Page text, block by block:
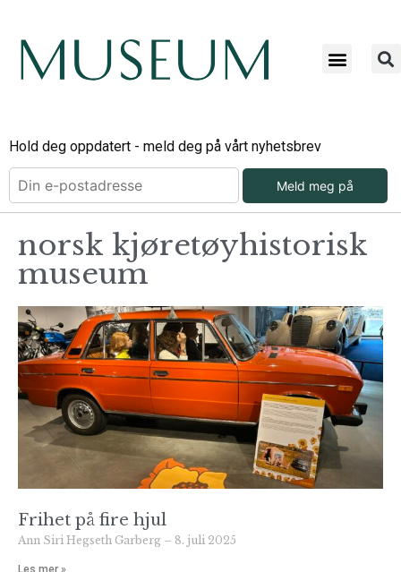
Hold deg oppdatert - meld deg på vårt nyhetsbrev
Meld meg på
norsk kjøretøyhistorisk
museum
Frihet på fire hjul
Ann Siri Hegseth Garberg 8. juli 2025